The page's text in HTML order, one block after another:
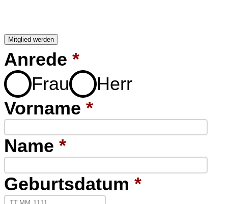
Mitglied werden
Anrede *
Frau
Herr
Vorname *
Name *
Geburtsdatum *